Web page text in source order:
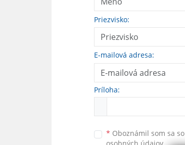
Priezvisko:
E-mailová adresa:
Príloha:
* Oboznámil som sa so
osobných údajov